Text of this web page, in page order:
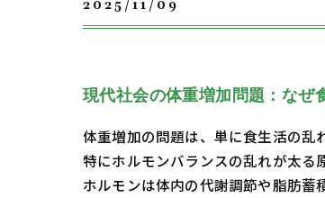
2025/11/09
現代社会の体重増加問題：なぜ
体重増加の問題は、単に食生活の乱
特にホルモンバランスの乱れが太る
ホルモンは体内の代謝調節や脂肪